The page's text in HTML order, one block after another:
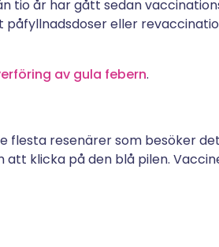
tio år har gått sedan
eller
av gula febern.
flesta resenärer som besöker
klicka på den blå pilen.